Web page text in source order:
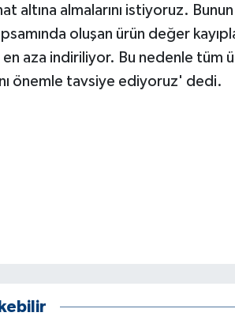
altına almalarını istiyoruz.
oluşan ürün değer
aza indiriliyor. Bu nedenle tüm
önemle tavsiye ediyoruz' dedi.